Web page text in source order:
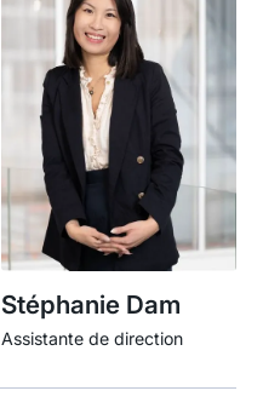
Stéphanie Dam
Assistante de direction